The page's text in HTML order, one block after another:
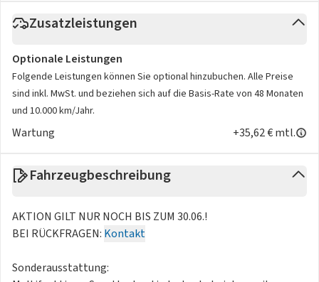
Zusatzleistungen
Optionale Leistungen
Folgende Leistungen können Sie optional hinzubuchen. Alle Preise
sind inkl. MwSt. und beziehen sich auf die Basis-Rate von 48 Monaten
und 10.000 km/Jahr.
Wartung +35,62 € mtl.
Fahrzeugbeschreibung
AKTION GILT NUR NOCH BIS ZUM 30.06.!
BEI RÜCKFRAGEN: Kontakt
Sonderausstattung: